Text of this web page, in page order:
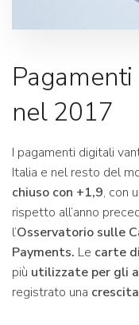
nel 2017
I pagamenti digitali
Italia e nel resto del
chiuso con +1,9, con
rispetto all’anno
l’Osservatorio sulle
Payments. Le carte
più utilizzate per gli
registrato una